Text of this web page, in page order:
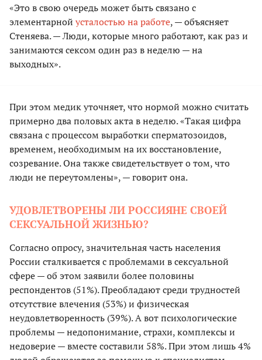
«Это в свою очередь может быть связано с
элементарной усталостью на работе, — объясняет
Стеняева. — Люди, которые много работают, как раз и
занимаются сексом один раз в неделю — на
выходных».
При этом медик уточняет, что нормой можно считать
примерно два половых акта в неделю. «Такая цифра
связана с процессом выработки сперматозоидов,
временем, необходимым на их восстановление,
созревание. Она также свидетельствует о том, что
люди не переутомлены», — говорит она.
УДОВЛЕТВОРЕНЫ ЛИ РОССИЯНЕ СВОЕЙ
СЕКСУАЛЬНОЙ ЖИЗНЬЮ?
Согласно опросу, значительная часть населения
России сталкивается с проблемами в сексуальной
сфере — об этом заявили более половины
респондентов (51%). Преобладают среди трудностей
отсутствие влечения (53%) и физическая
неудовлетворенность (39%). А вот психологические
проблемы — недопонимание, страхи, комплексы и
недоверие — вместе составили 58%. При этом лишь 4%